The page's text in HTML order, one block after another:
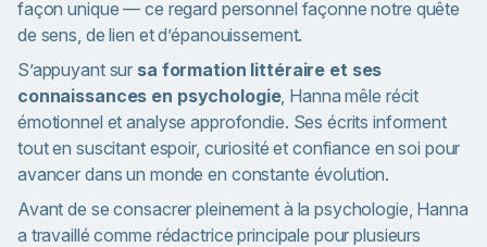
façon unique — ce regard personnel façonne notre quête
de sens, de lien et d’épanouissement.
S’appuyant sur sa formation littéraire et ses
connaissances en psychologie, Hanna mêle récit
émotionnel et analyse approfondie. Ses écrits informent
tout en suscitant espoir, curiosité et confiance en soi pour
avancer dans un monde en constante évolution.
Avant de se consacrer pleinement à la psychologie, Hanna
a travaillé comme rédactrice principale pour plusieurs